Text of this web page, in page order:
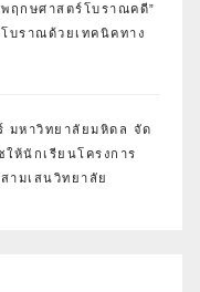
ฤกษศาสตร์โบราณคดี”
บราณด้วยเทคนิคทาง
มหาวิทยาลัยมหิดล จัด
ห้นักเรียนโครงการ
ามเสนวิทยาลัย